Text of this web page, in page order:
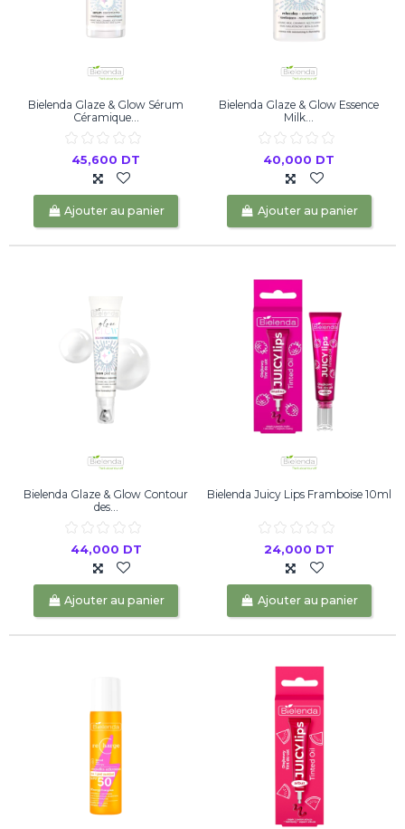
Bielenda Glaze & Glow Sérum
Céramique...
45,600 DT
Ajouter au panier
Bielenda Glaze & Glow Essence
Milk...
40,000 DT
Ajouter au panier
Bielenda Glaze & Glow Contour
des...
44,000 DT
Ajouter au panier
Bielenda Juicy Lips Framboise 10ml
24,000 DT
Ajouter au panier